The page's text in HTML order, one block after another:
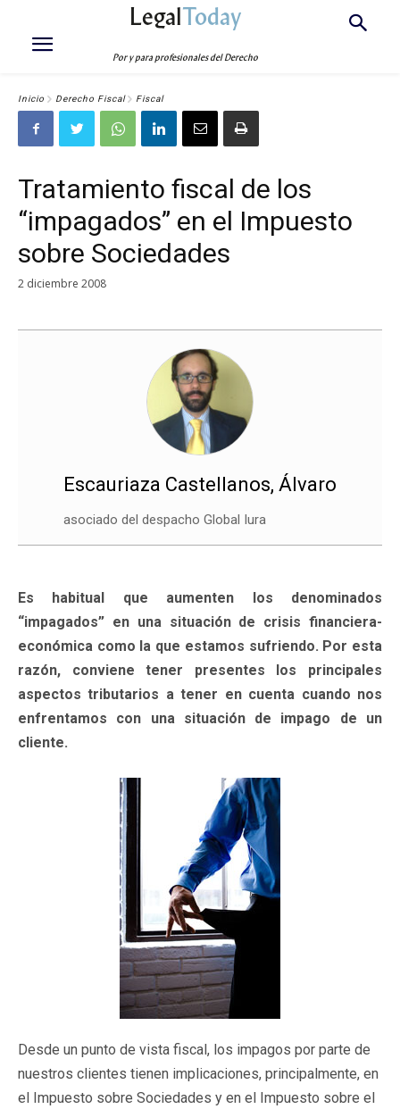
LegalToday
Por y para profesionales del Derecho
Inicio Derecho Fiscal Fiscal
Tratamiento fiscal de los
“impagados” en el Impuesto
sobre Sociedades
2 diciembre 2008
Escauriaza Castellanos, Álvaro
asociado del despacho Global Iura
Es habitual que aumenten los denominados
“impagados” en una situación de crisis financiera-
económica como la que estamos sufriendo. Por esta
razón, conviene tener presentes los principales
aspectos tributarios a tener en cuenta cuando nos
enfrentamos con una situación de impago de un
cliente.
Desde un punto de vista fiscal, los impagos por parte de
nuestros clientes tienen implicaciones, principalmente, en
el Impuesto sobre Sociedades y en el Impuesto sobre el